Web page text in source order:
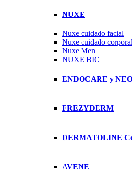
NUXE
Nuxe cuidado facial
Nuxe cuidado corporal
Nuxe Men
NUXE BIO
ENDOCARE y
FREZYDERM
DERMATOLINE
AVENE